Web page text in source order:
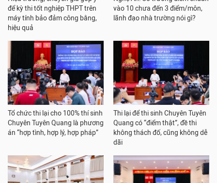
để kỳ thi tốt nghiệp THPT trên
máy tính bảo đảm công bằng,
hiệu quả
vào 10 chưa đến 3 điểm/môn,
lãnh đạo nhà trường nói gì?
Tổ chức thi lại cho 100% thí sinh
Chuyên Tuyên Quang là phương
án “hợp tình, hợp lý, hợp pháp”
Thi lại để thi sinh Chuyên Tuyên
Quang có “điểm thật”, đề thi
không thách đố, cũng không dễ
dãi